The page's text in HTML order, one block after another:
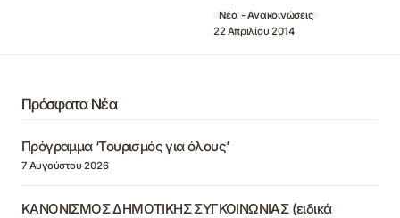
Νέα - Ανακοινώσεις
22 Απριλίου 2014
Πρόσφατα Νέα
Πρόγραμμα ‘Τουρισμός για όλους’
7 Αυγούστου 2026
ΚΑΝΟΝΙΣΜΟΣ ΔΗΜΟΤΙΚΗΣ ΣΥΓΚΟΙΝΩΝΙΑΣ (ειδικά